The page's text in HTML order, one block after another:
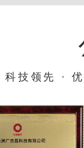
科技领先 ·